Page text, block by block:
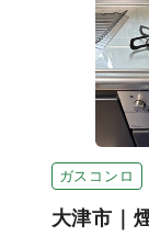
ガスコンロ
大津市｜